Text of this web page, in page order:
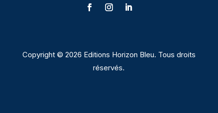
Copyright © 2026 Editions Horizon Bleu. Tous droits
réservés.